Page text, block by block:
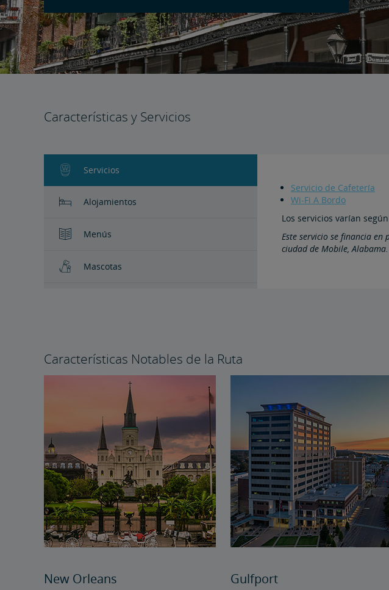
Características y Servicios
Servicios
Alojamientos
Menús
Mascotas
Servicio de Cafetería
Wi-Fi A Bordo
Los servicios varían
Este servicio se financia
ciudad de Mobile, Alabama.
Características Notables de la Ruta
New Orleans Gulfport